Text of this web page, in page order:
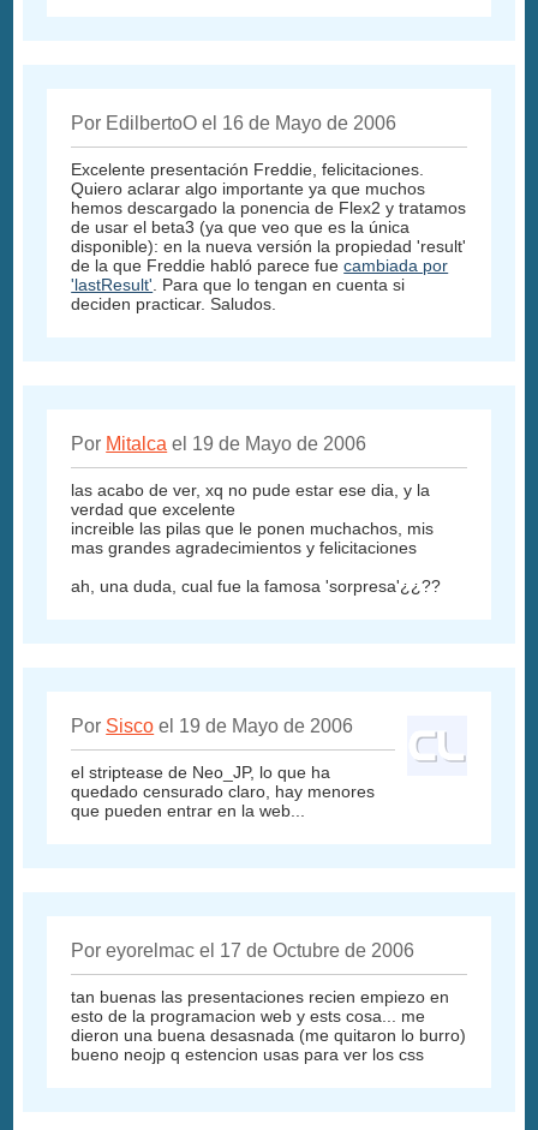
Por EdilbertoO el 16 de Mayo de 2006
Excelente presentación Freddie, felicitaciones.
Quiero aclarar algo importante ya que muchos
hemos descargado la ponencia de Flex2 y tratamos
de usar el beta3 (ya que veo que es la única
disponible): en la nueva versión la propiedad 'result'
de la que Freddie habló parece fuecambiada por
'lastResult' . Para que lo tengan en cuenta si
deciden practicar. Saludos.
Por Mitalca el 19 de Mayo de 2006
las acabo de ver, xq no pude estar ese dia, y la
verdad que excelente
increible las pilas que le ponen muchachos, mis
mas grandes agradecimientos y felicitaciones
ah, una duda, cual fue la famosa 'sorpresa'¿¿??
Por Sisco el 19 de Mayo de 2006
el striptease de Neo_JP, lo que ha
quedado censurado claro, hay menores
que pueden entrar en la web...
Por eyorelmac el 17 de Octubre de 2006
tan buenas las presentaciones recien empiezo en
esto de la programacion web y ests cosa... me
dieron una buena desasnada (me quitaron lo burro)
bueno neojp q estencion usas para ver los css